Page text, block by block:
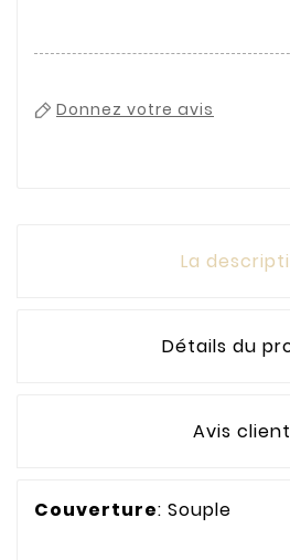
Donnez votre avis
La
Détails du
Avis
Couverture: Souple